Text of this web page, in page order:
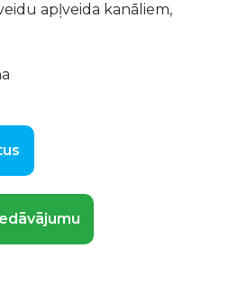
apļveida kanāliem,